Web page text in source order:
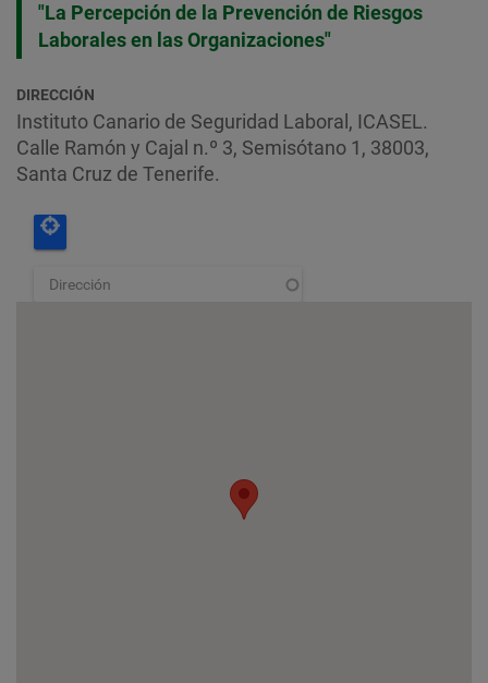
"La Percepción de la Prevención de Riesgos
Laborales en las Organizaciones"
DIRECCIÓN
Instituto Canario de Seguridad Laboral, ICASEL.
Calle Ramón y Cajal n.º 3, Semisótano 1, 38003,
Santa Cruz de Tenerife.